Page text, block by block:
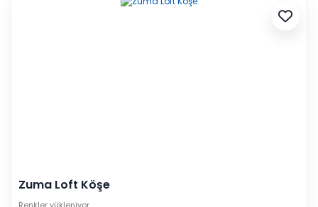
Zuma Loft Köşe
Renkler yükleniyor…